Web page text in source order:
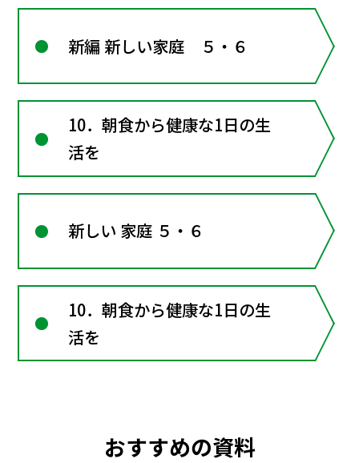
新編 新しい家庭 ５・６
10．朝食から健康な1日の生
活を
新しい 家庭 ５・６
10．朝食から健康な1日の生
活を
おすすめの資料